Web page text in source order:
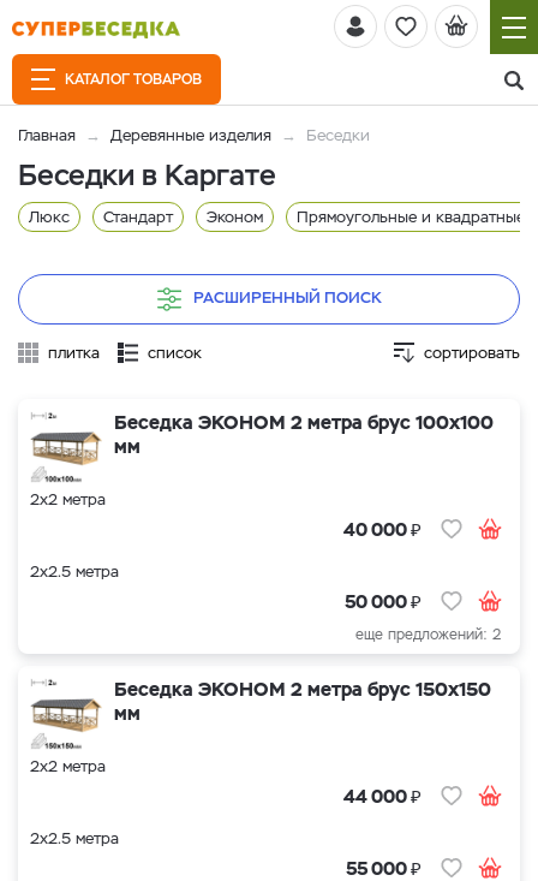
КАТАЛОГ ТОВАРОВ
Главная Деревянные изделия Беседки
Беседки в Каргате
Люкс Стандарт Эконом Прямоугольные и квадратные
РАСШИРЕННЫЙ ПОИСК
плитка список сортировать
Беседка ЭКОНОМ 2 метра брус 100х100
мм
2х2 метра
40 000₽
2х2.5 метра
50 000₽
еще предложений: 2
Беседка ЭКОНОМ 2 метра брус 150х150
мм
2х2 метра
44 000₽
2х2.5 метра
55 000₽